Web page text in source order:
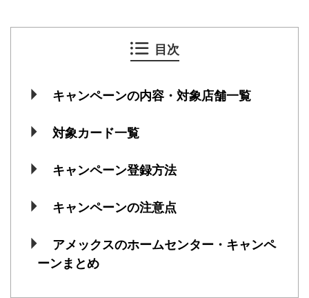
目次
キャンペーンの内容・対象店舗一覧
対象カード一覧
キャンペーン登録方法
キャンペーンの注意点
アメックスのホームセンター・キャンペ
ーンまとめ